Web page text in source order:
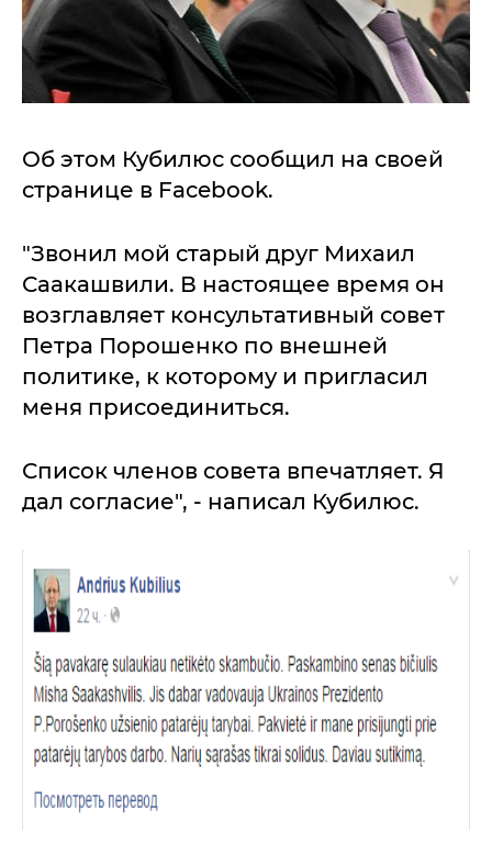
Об этом Кубилюс сообщил на своей
странице в Facebook.
"Звонил мой старый друг Михаил
Саакашвили. В настоящее время он
возглавляет консультативный совет
Петра Порошенко по внешней
политике, к которому и пригласил
меня присоединиться.
Список членов совета впечатляет. Я
дал согласие", - написал Кубилюс.